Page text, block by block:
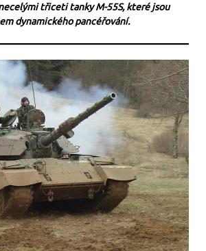
třiceti tanky M-55S, které jsou
dynamického pancéřování.